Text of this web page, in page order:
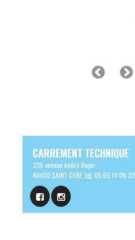
CARREMENT TECHNIQUE
335 avenue André Boyer
46400 SAINT CERETél:05 65 14 06 33